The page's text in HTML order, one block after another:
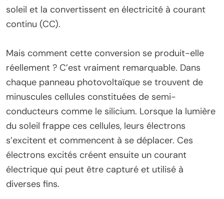
soleil et la convertissent en électricité à courant
continu (CC).
Mais comment cette conversion se produit-elle
réellement ? C’est vraiment remarquable. Dans
chaque panneau photovoltaïque se trouvent de
minuscules cellules constituées de semi-
conducteurs comme le silicium. Lorsque la lumière
du soleil frappe ces cellules, leurs électrons
s’excitent et commencent à se déplacer. Ces
électrons excités créent ensuite un courant
électrique qui peut être capturé et utilisé à
diverses fins.